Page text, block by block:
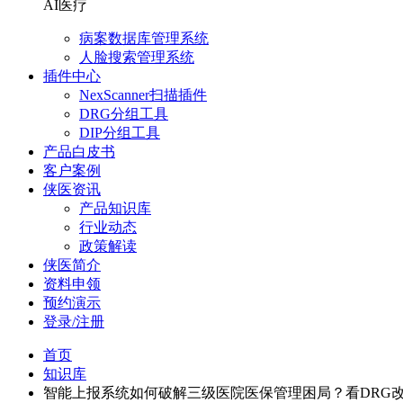
AI医疗
病案数据库管理系统
人脸搜索管理系统
插件中心
NexScanner扫描插件
DRG分组工具
DIP分组工具
产品白皮书
客户案例
侠医资讯
产品知识库
行业动态
政策解读
侠医简介
资料申领
预约演示
登录/注册
首页
知识库
智能上报系统如何破解三级医院医保管理困局？看DRG